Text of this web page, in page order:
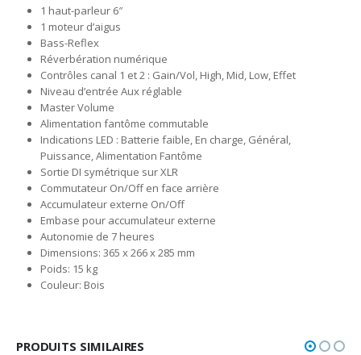
1 haut-parleur 6″
1 moteur d’aigus
Bass-Reflex
Réverbération numérique
Contrôles canal 1 et 2 : Gain/Vol, High, Mid, Low, Effet
Niveau d’entrée Aux réglable
Master Volume
Alimentation fantôme commutable
Indications LED : Batterie faible, En charge, Général,
Puissance, Alimentation Fantôme
Sortie DI symétrique sur XLR
Commutateur On/Off en face arrière
Accumulateur externe On/Off
Embase pour accumulateur externe
Autonomie de 7 heures
Dimensions: 365 x 266 x 285 mm
Poids: 15 kg
Couleur: Bois
PRODUITS SIMILAIRES